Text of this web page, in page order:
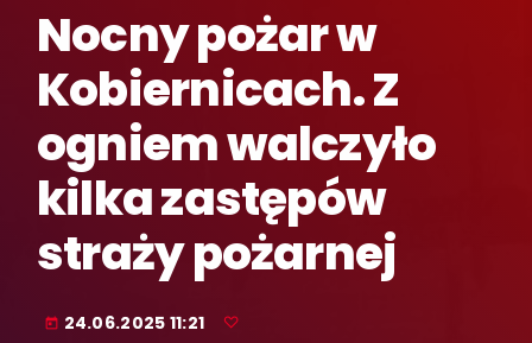
Nocny pożar w
Kobiernicach. Z
ogniem walczyło
kilka zastępów
straży pożarnej
today 24.06.2025 11:21